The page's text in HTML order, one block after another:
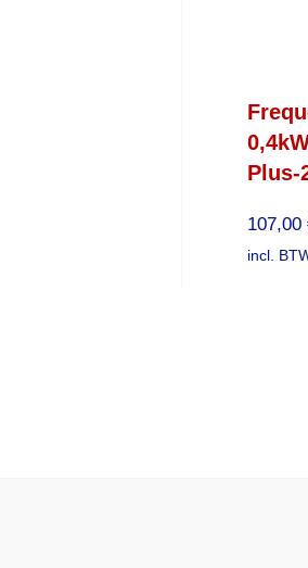
Plus-
107,00
incl.